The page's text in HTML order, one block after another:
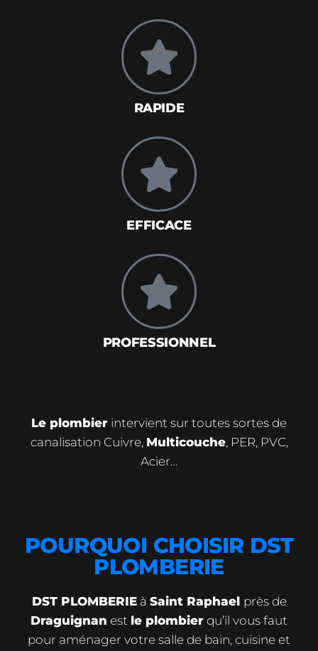
RAPIDE
EFFICACE
PROFESSIONNEL
Le plombier intervient sur toutes sortes de
canalisation Cuivre, Multicouche, PER, PVC,
Acier…
POURQUOI CHOISIR DST
PLOMBERIE
DST PLOMBERIEà Saint Raphael près de
Draguignan est le plombier qu’il vous faut
pour aménager votre salle de bain, cuisine et